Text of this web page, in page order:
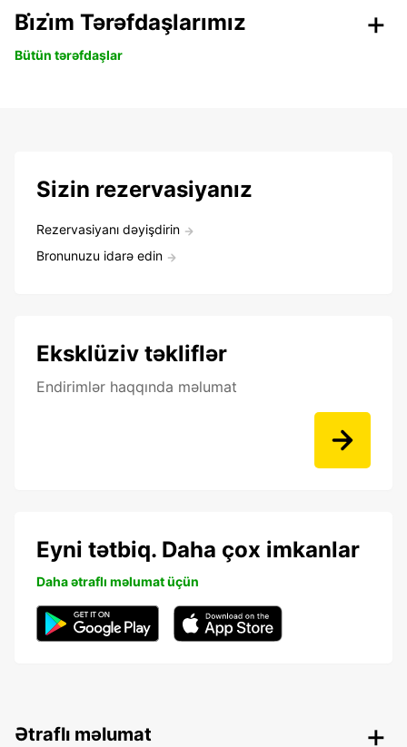
Bi̇zi̇m Tərəfdaşlarımız
Bütün tərəfdaşlar
Sizin rezervasiyanız
Rezervasiyanı dəyişdirin
Bronunuzu idarə edin
Eksklüziv təkliflər
Endirimlər haqqında məlumat
Eyni tətbiq. Daha çox imkanlar
Daha ətraflı məlumat üçün
Ətraflı məlumat